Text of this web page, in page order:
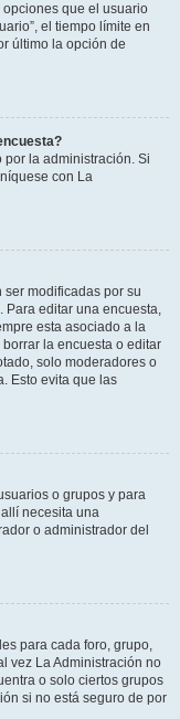
que el usuario
el tiempo límite en
último la opción de
por la administración. Si
con La
modificadas por su
Para editar una encuesta,
esta asociado a la
la encuesta o editar
solo moderadores o
Esto evita que las
o grupos y para
necesita una
o administrador del
para cada foro, grupo,
vez La Administración no
o solo ciertos grupos
si no está seguro de por